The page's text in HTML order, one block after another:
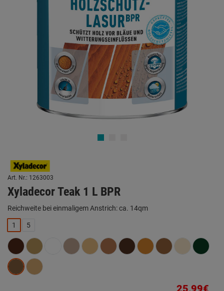
Art. Nr.: 1263003
Xyladecor Teak 1 L BPR
Reichweite bei einmaligem Anstrich: ca. 14qm
1 5
25,99€